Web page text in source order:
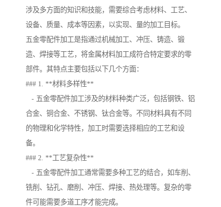
涉及多方面的知识和技能，需要综合考虑材料、工艺、
设备、质量、成本等因素，以实现、量的加工目标。
五金零配件加工是指通过机械加工、冲压、铸造、锻
造、焊接等工艺，将金属材料加工成符合特定要求的零
部件。其特点主要包括以下几个方面：
### 1. **材料多样性**
- 五金零配件加工涉及的材料种类广泛，包括钢铁、铝
合金、铜合金、不锈钢、钛合金等。不同材料具有不同
的物理和化学特性，加工时需要选择相应的工艺和设
备。
### 2. **工艺复杂性**
- 五金零配件加工通常需要多种工艺的结合，如车削、
铣削、钻孔、磨削、冲压、焊接、热处理等。复杂的零
件可能需要多道工序才能完成。